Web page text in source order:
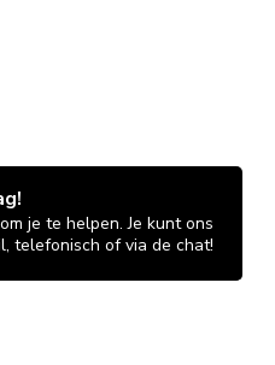
je te helpen. Je kunt ons
telefonisch of via de chat!